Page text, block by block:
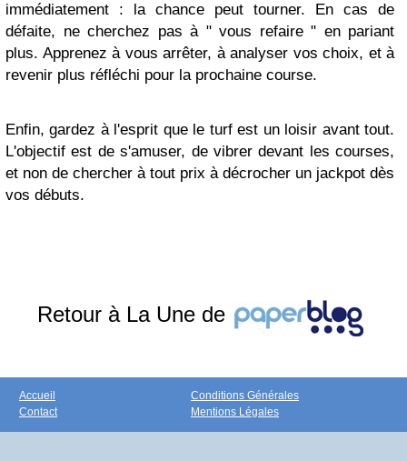
immédiatement : la chance peut tourner. En cas de
défaite, ne cherchez pas à " vous refaire " en pariant
plus. Apprenez à vous arrêter, à analyser vos choix, et à
revenir plus réfléchi pour la prochaine course.
Enfin, gardez à l'esprit que le turf est un loisir avant tout.
L'objectif est de s'amuser, de vibrer devant les courses,
et non de chercher à tout prix à décrocher un jackpot dès
vos débuts.
Retour à La Une de
Accueil
Contact
Conditions Générales
Mentions Légales